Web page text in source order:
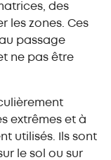
des
les zones. Ces
passage
ne pas être
extrêmes et à
utilisés. Ils sont
le sol ou sur